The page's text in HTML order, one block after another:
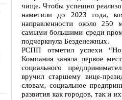
чище. Чтобы успешно
наметили до 2023 года,
направленности около 250
самыми большими среди
подчеркнула Безденежных.
РСПП отметил успехи
Компания заняла первое
социального
вручил старшему вице-
словам, социальное
развития как городов, так и